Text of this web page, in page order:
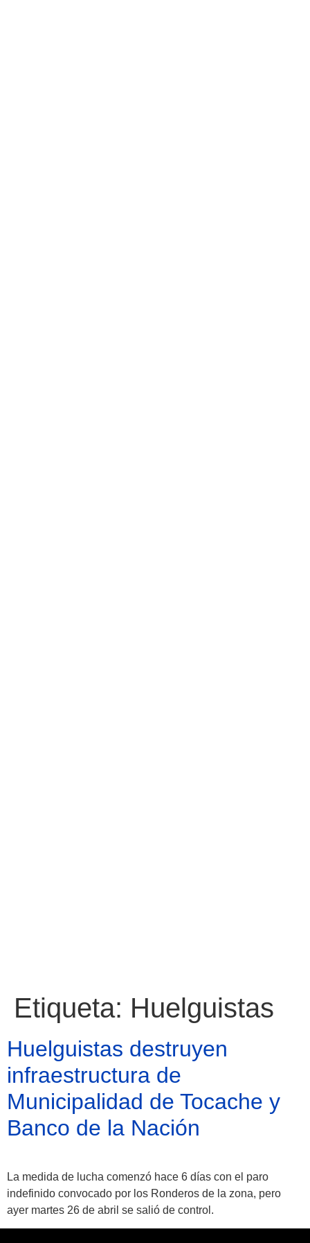
Atractivos
Etiqueta: Huelguistas
Huelguistas destruyen
infraestructura de
Municipalidad de Tocache y
Banco de la Nación
La medida de lucha comenzó hace 6 días con el paro
indefinido convocado por los Ronderos de la zona, pero
ayer martes 26 de abril se salió de control.